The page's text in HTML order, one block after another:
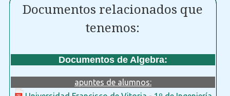
Documentos relacionados que
tenemos:
Documentos de Algebra:
apuntes de alumnos: